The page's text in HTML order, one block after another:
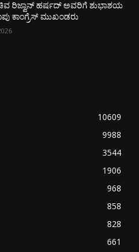
ರಿಜ್ವಾನ್ ಹರ್ಷದ್ ಅವರಿಗೆ ಶುಭಾಶಯ
ಕಾಂಗ್ರೆಸ್ ಮುಖಂಡರು
10609
9988
3544
1906
968
858
828
661